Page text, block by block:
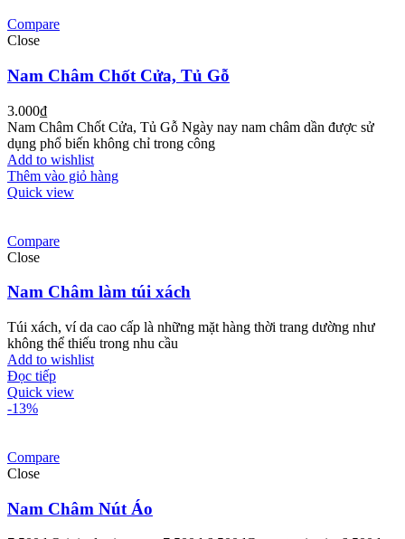
Compare
Close
Nam Châm Chốt Cửa, Tủ Gỗ
3.000₫
Nam Châm Chốt Cửa, Tủ Gỗ Ngày nay nam châm dần được sử
dụng phổ biến không chỉ trong công
Add to wishlist
Thêm vào giỏ hàng
Quick view
Compare
Close
Nam Châm làm túi xách
Túi xách, ví da cao cấp là những mặt hàng thời trang dường như
không thể thiếu trong nhu cầu
Add to wishlist
Đọc tiếp
Quick view
-13%
Compare
Close
Nam Châm Nút Áo